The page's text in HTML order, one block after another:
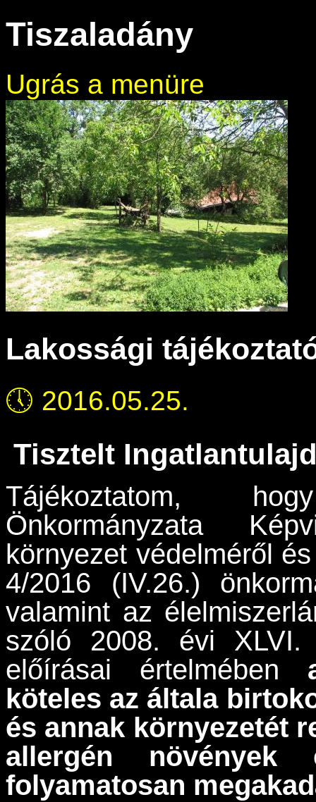
Tiszaladány
Ugrás a menüre
Lakossági
🕔 2016.05.25.
Tisztelt
Tájékoztatom,
Önkormányzata
környezet védelméről
4/2016 (IV.26.)
valamint az
szóló 2008. évi
előírásai értelmében
köteles az általa
és annak környezetét
allergén növények
folyamatosan